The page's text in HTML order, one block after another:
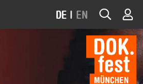
DE | EN